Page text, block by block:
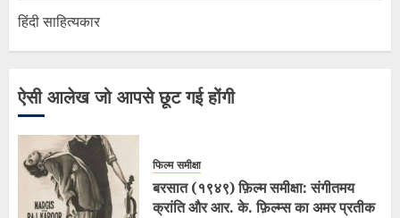
हिंदी साहित्यकार
ऐसी आलेख जो आपसे छूट गई होंगी
फिल्म समीक्षा
बरसात (१९४९) फ़िल्म समीक्षा: संगीतमय
क्रांति और आर. के. फ़िल्म्स का अमर प्रतीक